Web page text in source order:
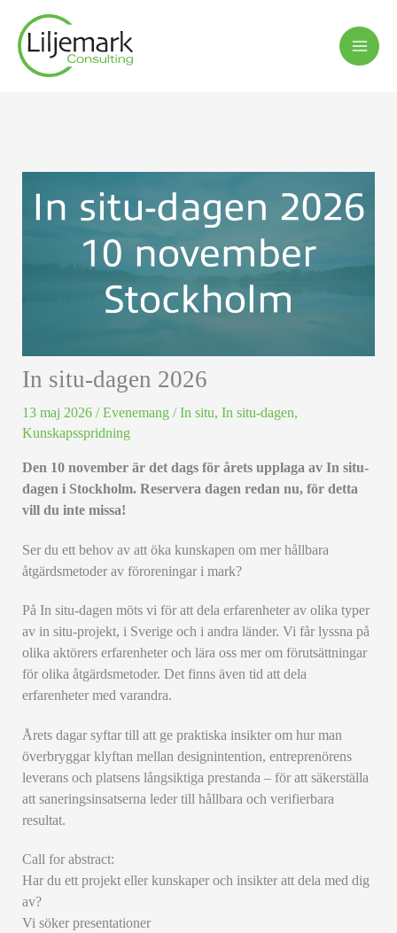
innehåll
In situ-dagen 2026
13 maj 2026/Evenemang /In situ,In situ-dagen,
Kunskapsspridning
Den 10 november är det dags förårets upplaga avIn situ-
dagen i Stockholm. Reservera dagen redan nu, för detta
vill du inte missa!
Ser du ett behov av att öka kunskapen om mer hållbara
åtgärdsmetoder av föroreningar i mark?
På In situ-dagen möts vi för att dela erfarenheter av olika typer
av in situ-projekt, i Sverige och i andra länder. Vi får lyssna på
olika aktörers erfarenheter och lära oss mer om förutsättningar
för olika åtgärdsmetoder. Det finns även tid att dela
erfarenheter med varandra.
Årets dagar syftar till att ge praktiska insikter om hur man
överbryggar klyftan mellan designintention, entreprenörens
leverans och platsens långsiktiga prestanda – för att säkerställa
att saneringsinsatserna leder till hållbara och verifierbara
resultat.
Call for abstract:
Har du ett projekt eller kunskaper och insikter att dela med dig
av?
Vi söker presentationer